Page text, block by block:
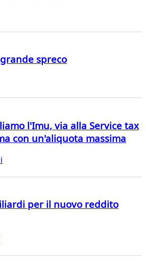
spreco
l'Imu, via alla Service tax
con un'aliquota massima
per il nuovo reddito